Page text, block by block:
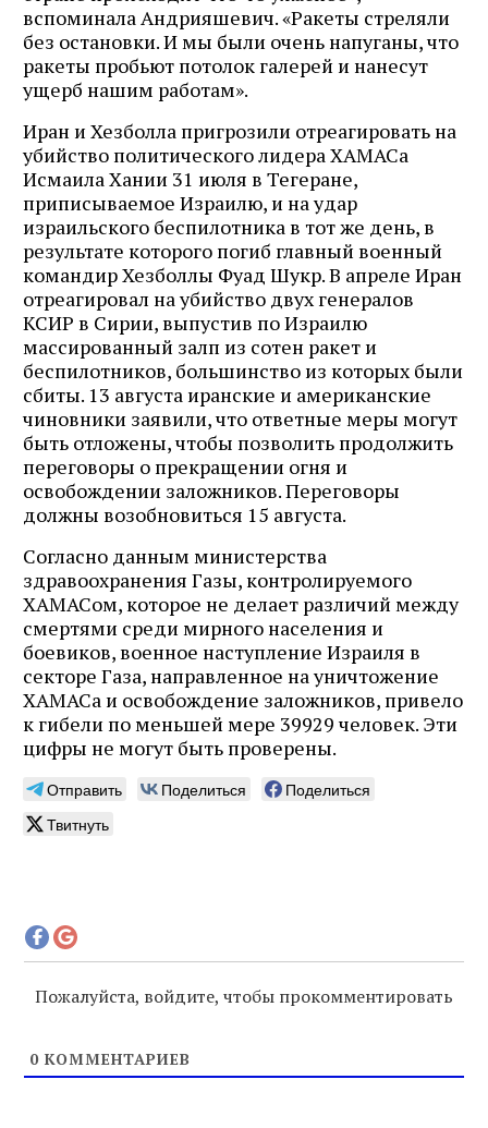
вспоминала Андрияшевич. «Ракеты стреляли
без остановки. И мы были очень напуганы, что
ракеты пробьют потолок галерей и нанесут
ущерб нашим работам».
Иран и Хезболла пригрозили отреагировать на
убийство политического лидера ХАМАСа
Исмаила Хании 31 июля в Тегеране,
приписываемое Израилю, и на удар
израильского беспилотника в тот же день, в
результате которого погиб главный военный
командир Хезболлы Фуад Шукр. В апреле Иран
отреагировал на убийство двух генералов
КСИР в Сирии, выпустив по Израилю
массированный залп из сотен ракет и
беспилотников, большинство из которых были
сбиты. 13 августа иранские и американские
чиновники заявили, что ответные меры могут
быть отложены, чтобы позволить продолжить
переговоры о прекращении огня и
освобождении заложников. Переговоры
должны возобновиться 15 августа.
Согласно данным министерства
здравоохранения Газы, контролируемого
ХАМАСом, которое не делает различий между
смертями среди мирного населения и
боевиков, военное наступление Израиля в
секторе Газа, направленное на уничтожение
ХАМАСа и освобождение заложников, привело
к гибели по меньшей мере 39929 человек. Эти
цифры не могут быть проверены.
Отправить Поделиться
Поделиться
Твитнуть
Пожалуйста, войдите, чтобы прокомментировать
0 КОММЕНТАРИЕВ